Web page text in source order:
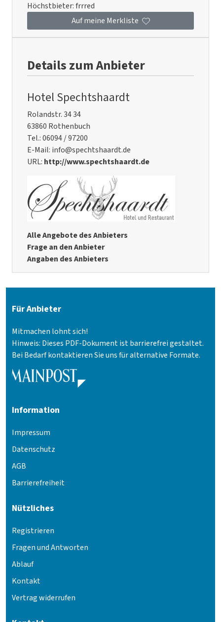
Höchstbieter:frrred
Auf meine Merkliste
Details zum Anbieter
Hotel Spechtshaardt
Rolandstr. 34 34
63860 Rothenbuch
Tel.: 06094 / 97200
E-Mail: info@spechtshaardt.de
URL: http://www.spechtshaardt.de
Alle Angebote des Anbieters
Frage an den Anbieter
Angaben des Anbieters
Für Anbieter
Mitmachen lohnt sich!
Hinweis: Dieses PDF-Dokument ist barrierefrei gestaltet.
Bei Bedarf kontaktieren Sie uns für alternative Formate.
Information
Impressum
Datenschutz
AGB
Barrierefreiheit
Nützliches
Registrieren
Fragen und Antworten
Ablauf
Kontakt
Vertrag widerrufen